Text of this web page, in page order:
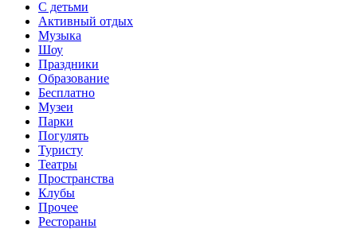
С детьми
Активный отдых
Музыка
Шоу
Праздники
Образование
Бесплатно
Музеи
Парки
Погулять
Туристу
Театры
Пространства
Клубы
Прочее
Рестораны